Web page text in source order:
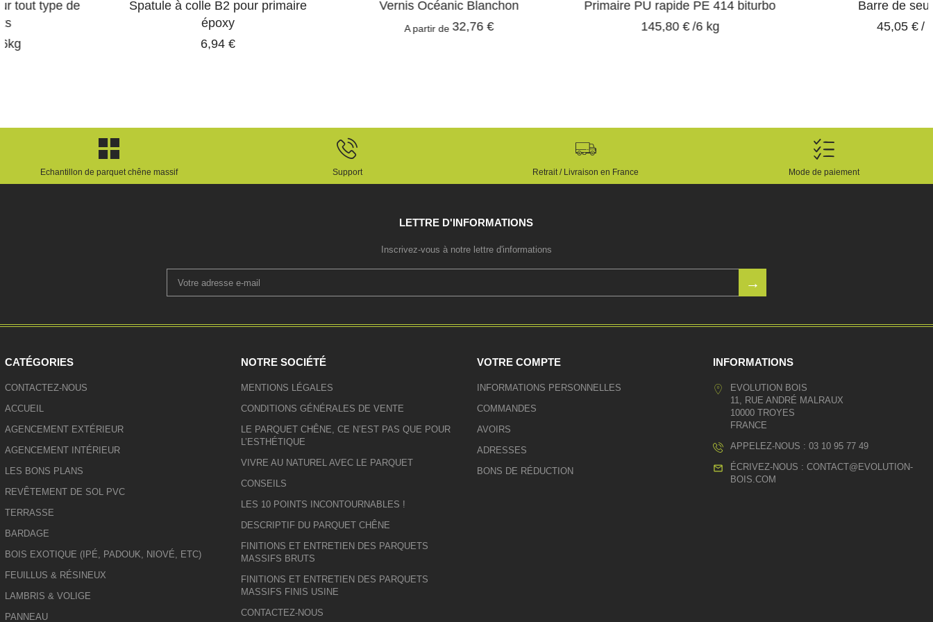
Spatule à colle B2 pour primaire
Vernis Océanic Blanchon
Primaire PU rapide PE 414 biturbo
Barre de seuil en T
Echantillon de parquet chêne massif Support Retrait / Livraison en France Mode de paiement
LETTRE D'INFORMATIONS
Inscrivez-vous à notre lettre d'informations
CATÉGORIES
CONTACTEZ-NOUS
ACCUEIL
AGENCEMENT EXTÉRIEUR
AGENCEMENT INTÉRIEUR
LES BONS PLANS
REVÊTEMENT DE SOL PVC
TERRASSE
BARDAGE
BOIS EXOTIQUE (IPÉ, PADOUK, NIOVÉ, ETC)
FEUILLUS & RÉSINEUX
LAMBRIS & VOLIGE
PANNEAU
NOTRE SOCIÉTÉ
MENTIONS LÉGALES
CONDITIONS GÉNÉRALES DE VENTE
LE PARQUET CHÊNE, CE N’EST PAS QUE POUR
L’ESTHÉTIQUE
VIVRE AU NATUREL AVEC LE PARQUET
CONSEILS
LES 10 POINTS INCONTOURNABLES !
DESCRIPTIF DU PARQUET CHÊNE
FINITIONS ET ENTRETIEN DES PARQUETS
MASSIFS BRUTS
FINITIONS ET ENTRETIEN DES PARQUETS
MASSIFS FINIS USINE
CONTACTEZ-NOUS
VOTRE COMPTE
INFORMATIONS PERSONNELLES
COMMANDES
AVOIRS
ADRESSES
BONS DE RÉDUCTION
INFORMATIONS
EVOLUTION BOIS
11, RUE ANDRÉ MALRAUX
10000 TROYES
FRANCE
APPELEZ-NOUS :03 10 95 77 49
ÉCRIVEZ-NOUS :CONTACT@EVOLUTION-
BOIS.COM